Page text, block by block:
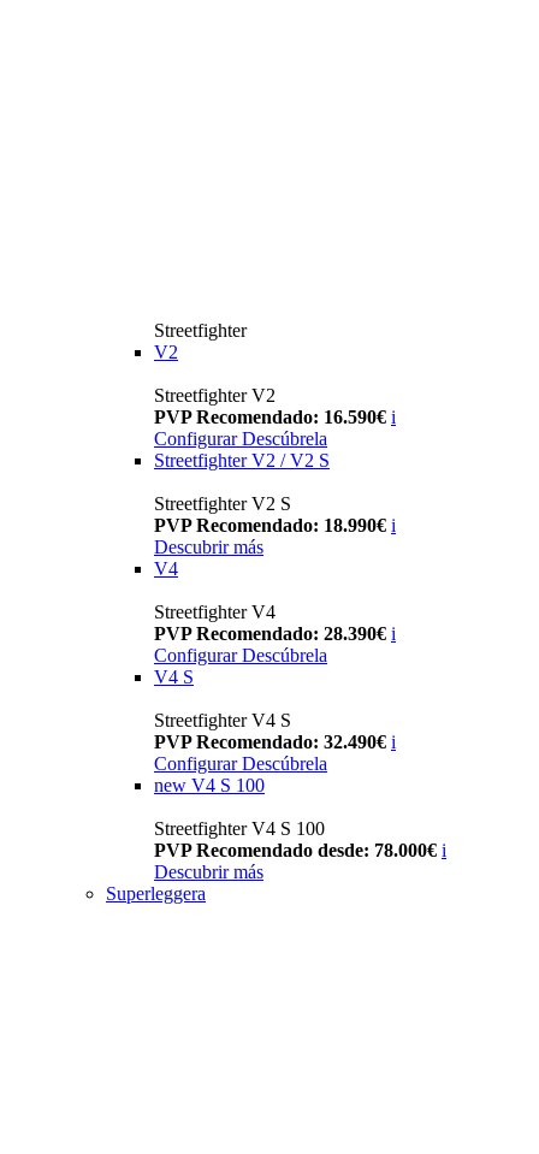
Streetfighter
V2
Streetfighter V2
PVP Recomendado: 16.590€ i
Configurar Descúbrela
Streetfighter V2 / V2 S
Streetfighter V2 S
PVP Recomendado: 18.990€ i
Descubrir más
V4
Streetfighter V4
PVP Recomendado: 28.390€ i
Configurar Descúbrela
V4 S
Streetfighter V4 S
PVP Recomendado: 32.490€ i
Configurar Descúbrela
new V4 S 100
Streetfighter V4 S 100
PVP Recomendado desde: 78.000€ i
Descubrir más
Superleggera